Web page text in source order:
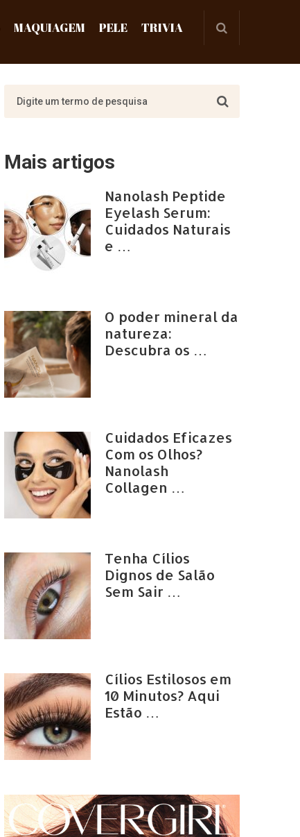
MAQUIAGEM PELE TRIVIA
Mais artigos
Nanolash Peptide
Eyelash Serum:
Cuidados Naturais
e …
O poder mineral da
natureza:
Descubra os …
Cuidados Eficazes
Com os Olhos?
Nanolash
Collagen …
Tenha Cílios
Dignos de Salão
Sem Sair …
Cílios Estilosos em
10 Minutos? Aqui
Estão …